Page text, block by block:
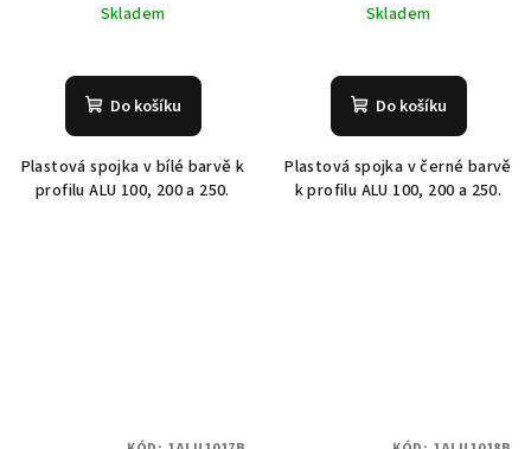
Skladem
Do košíku
Plastová spojka v bílé barvě k
profilu ALU 100, 200 a 250.
Skladem
Do košíku
Plastová spojka v černé barvě
k profilu ALU 100, 200 a 250.